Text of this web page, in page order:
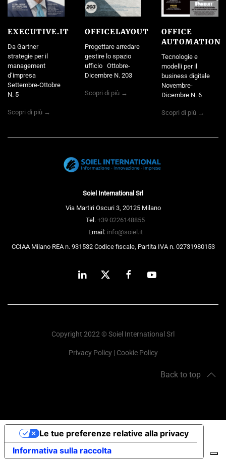
EXECUTIVE.IT
Da Gartner
strategie per il
management
d’impresa
Settembre-Ottobre
N. 5
Scopri di più →
OFFICELAYOUT
Progettare arredare
gestire lo spazio
ufficio Ottobre-
Dicembre N. 203
Scopri di più →
OFFICE
AUTOMATION
Tecnologie e
modelli per il
business digitale
Novembre-
Dicembre N. 6
Scopri di più →
Soiel International Srl
Via Martiri Oscuri 3, 20125 Milano
Tel. +39 0226148855
Email: info@soiel.it
CCIAA Milano REA n. 931532 Codice fiscale, Partita IVA n. 02731980153
Copyright 2022 © Soiel International Srl
Privacy Policy| Cookie Policy
Back to top
Informativa sulla raccolta
Le tue preferenze relative alla privacy